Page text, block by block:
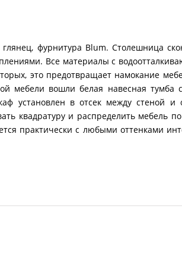
фурнитура Blum. Столешница
Все материалы с
это предотвращает намокание
мебели вошли белая навесная тумба
установлен в отсек между стеной и
квадратуру и распределить мебель
практически с любыми оттенками